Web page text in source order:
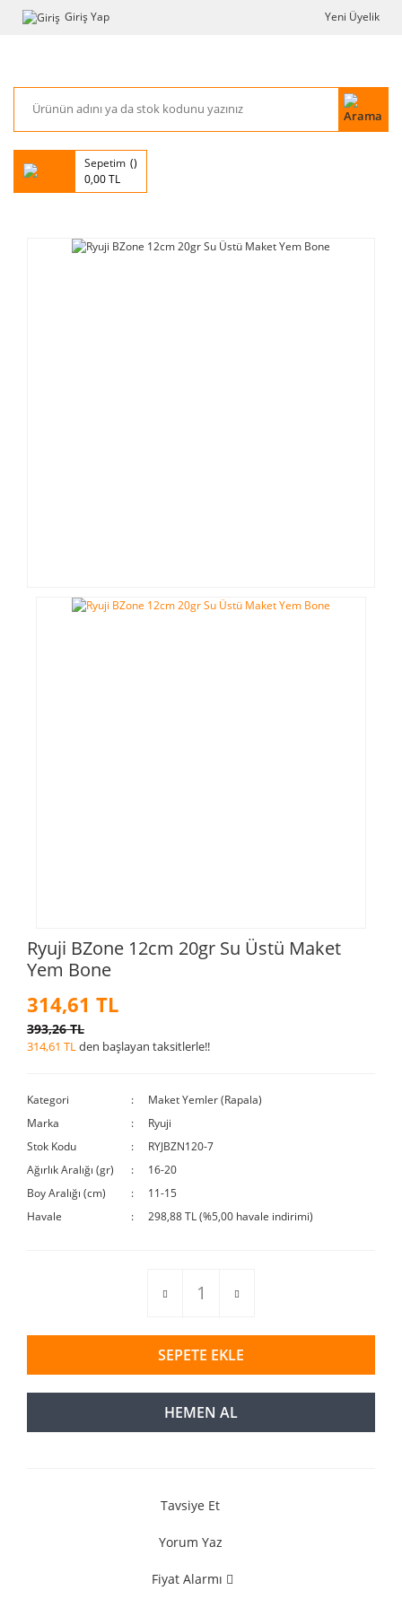
Giriş Yap Yeni Üyelik
Sepetim
0,00 TL
Ryuji BZone 12cm 20gr Su Üstü Maket
Yem Bone
314,61 TL
393,26 TL
314,61 TLden başlayan taksitlerle!!
Kategori
Maket Yemler (Rapala)
Marka
Ryuji
Stok Kodu
RYJBZN120-7
Ağırlık Aralığı (gr)
16-20
Boy Aralığı (cm)
11-15
Havale
298,88 TL (%5,00 havale indirimi)
SEPETE EKLE
HEMEN AL
Tavsiye Et
Yorum Yaz
Fiyat Alarmı